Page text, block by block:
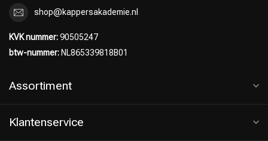
shop@kappersakademie.nl
KVK nummer:90505247
btw-nummer:NL865339818B01
Assortiment
Klantenservice